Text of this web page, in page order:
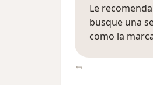
Le
busque una
como la